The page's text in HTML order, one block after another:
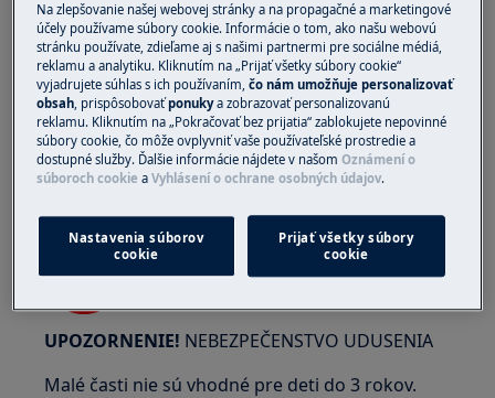
UPOZORNENIE!RIZIKO PRISKRUTNUTIA
Pri vykonávaní údržby alebo opravy práce
súvisiace s remeňmi noste ochranné rukavice.
UPOZORNENIE! NEBEZPEČENSTVO UDUSENIA
Malé časti nie sú vhodné pre deti do 3 rokov.
Na zlepšovanie našej webovej stránky a na propagačné a marketingové
účely používame súbory cookie. Informácie o tom, ako našu webovú
stránku používate, zdieľame aj s našimi partnermi pre sociálne médiá,
reklamu a analytiku. Kliknutím na „Prijať všetky súbory cookie“
vyjadrujete súhlas s ich používaním,čo nám umožňuje personalizovať
obsah, prispôsobovaťponukya zobrazovať personalizovanú
reklamu. Kliknutím na „Pokračovať bez prijatia“ zablokujete nepovinné
súbory cookie, čo môže ovplyvniť vaše používateľské prostredie a
dostupné služby. Ďalšie informácie nájdete v našomOznámení o
súboroch cookie aVyhlásení o ochrane osobných údajov.
Nastavenia súborov
cookie
Prijať všetky súbory
cookie